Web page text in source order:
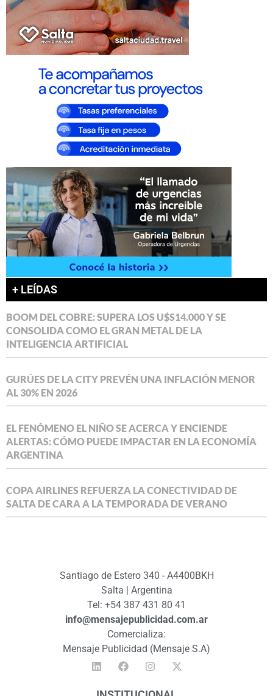
+ LEÍDAS
BOOM DEL COBRE: SUPERA LOS U$S14.000 Y SE
CONSOLIDA COMO EL GRAN METAL DE LA
INTELIGENCIA ARTIFICIAL
GURÚES DE LA CITY PREVÉN UNA INFLACIÓN MENOR
AL 30% EN 2026
EL FENÓMENO EL NIÑO SE ACERCA Y ENCIENDE
ALERTAS: CÓMO PUEDE IMPACTAR EN LA ECONOMÍA
ARGENTINA
COPA AIRLINES REFUERZA LA CONECTIVIDAD DE
SALTA DE CARA A LA TEMPORADA DE VERANO
Santiago de Estero 340 - A4400BKH
Salta | Argentina
Tel: +54 387 431 80 41
info@mensajepublicidad.com.ar
Comercializa:
Mensaje Publicidad (Mensaje S.A)